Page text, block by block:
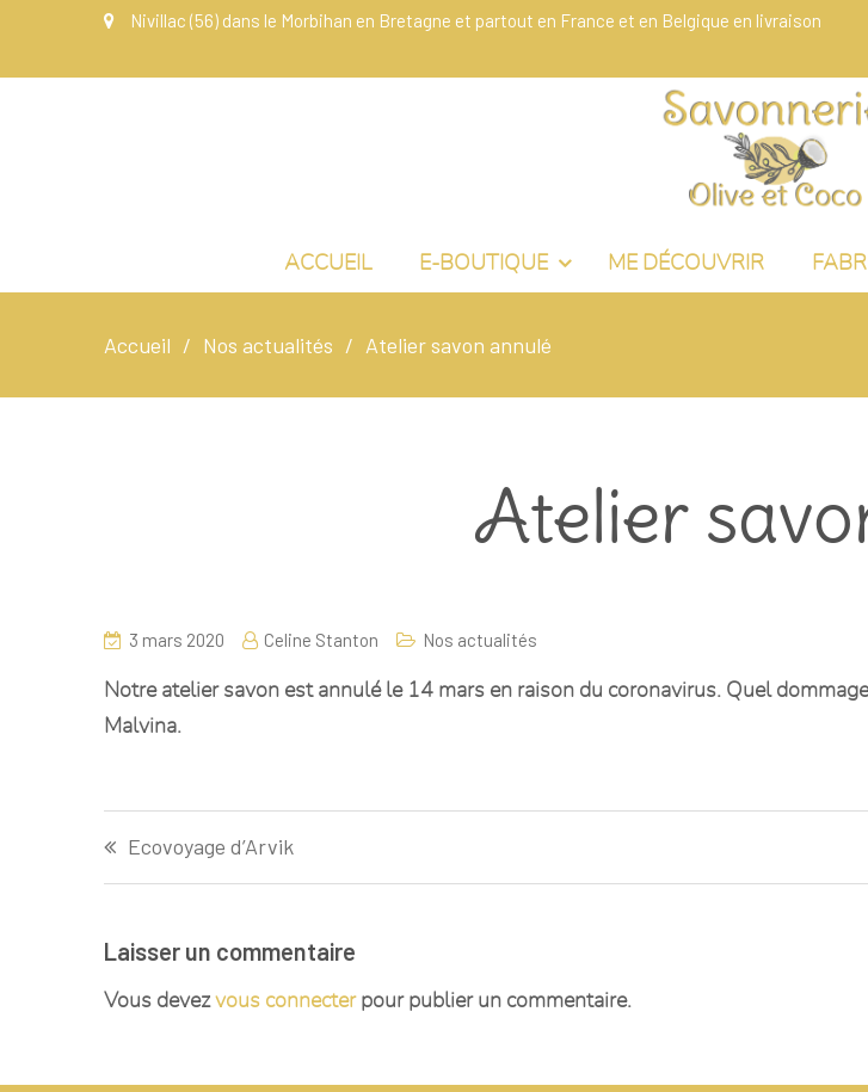
Nivillac (56) dans le Morbihan en Bretagne et partout en France et en Belgique en livraison
ACCUEIL E-BOUTIQUE ME DÉCOUVRIR
Accueil Nos actualités Atelier savon annulé
Atelier
3 mars 2020 Celine Stanton Nos actualités
Notre atelier savon estannuléle 14 mars en raison du coronavirus. Quel
Malvina.
Ecovoyage d’Arvik
Laisser un commentaire
Vous devezvous connecterpour publier un commentaire.